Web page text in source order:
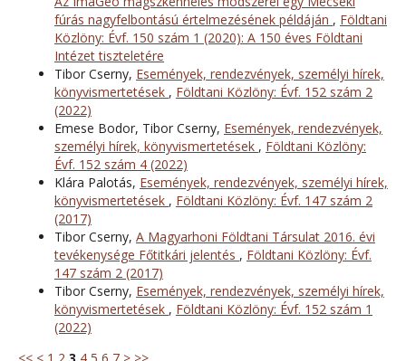
fúrás nagyfelbontású értelmezésének példáján , Földtani
Közlöny: Évf. 150 szám 1 (2020): A 150 éves Földtani
Intézet tiszteletére
Tibor Cserny, Események, rendezvények, személyi hírek,
könyvismertetések , Földtani Közlöny: Évf. 152 szám 2
(2022)
Emese Bodor, Tibor Cserny, Események, rendezvények,
személyi hírek, könyvismertetések , Földtani Közlöny:
Évf. 152 szám 4 (2022)
Klára Palotás, Események, rendezvények, személyi hírek,
könyvismertetések , Földtani Közlöny: Évf. 147 szám 2
(2017)
Tibor Cserny, A Magyarhoni Földtani Társulat 2016. évi
tevékenysége Főtitkári jelentés , Földtani Közlöny: Évf.
147 szám 2 (2017)
Tibor Cserny, Események, rendezvények, személyi hírek,
könyvismertetések , Földtani Közlöny: Évf. 152 szám 1
(2022)
<< < 1 2 3 4 5 6 7 > >>